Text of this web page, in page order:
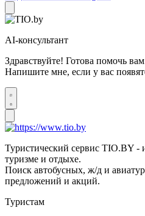
AI-консультант
Здравствуйте! Готова помочь
Напишите мне, если у вас
Туристический сервис TIO.BY
туризме и отдыхе.
Поиск автобусных, ж/д и
предложений и акций.
Туристам